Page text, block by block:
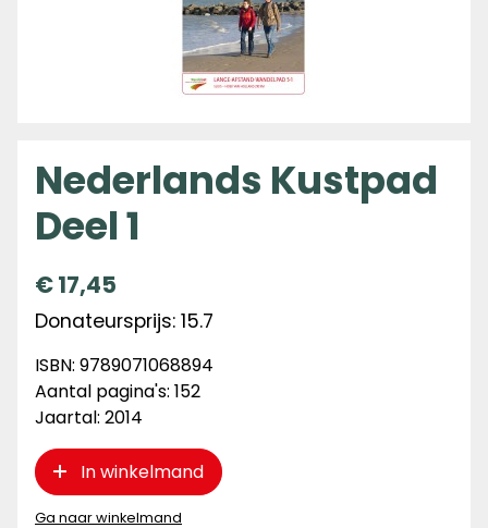
Nederlands Kustpad
Deel 1
€17,45
Donateursprijs: 15.7
ISBN: 9789071068894
Aantal pagina's: 152
Jaartal: 2014
In winkelmand
Ga naar winkelmand